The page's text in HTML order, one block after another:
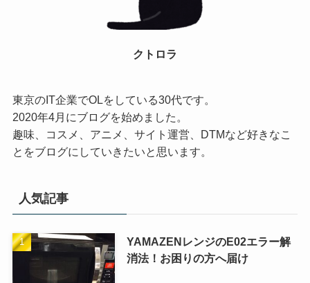
クトロラ
東京のIT企業でOLをしている30代です。
2020年4月にブログを始めました。
趣味、コスメ、アニメ、サイト運営、DTMなど好きなこ
とをブログにしていきたいと思います。
人気記事
YAMAZENレンジのE02エラー解
消法！お困りの方へ届け